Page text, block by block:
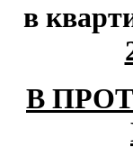
в
В